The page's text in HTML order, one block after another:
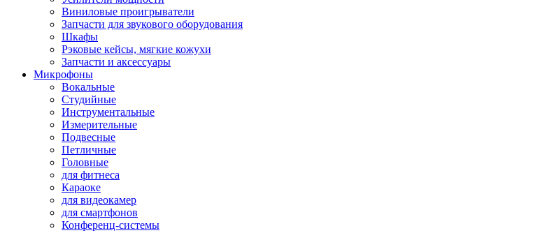
Виниловые проигрыватели
Запчасти для звукового оборудования
Шкафы
Рэковые кейсы, мягкие кожухи
Запчасти и аксессуары
Микрофоны
Вокальные
Студийные
Инструментальные
Измерительные
Подвесные
Петличные
Головные
для фитнеса
Караоке
для видеокамер
для смартфонов
Конференц-системы